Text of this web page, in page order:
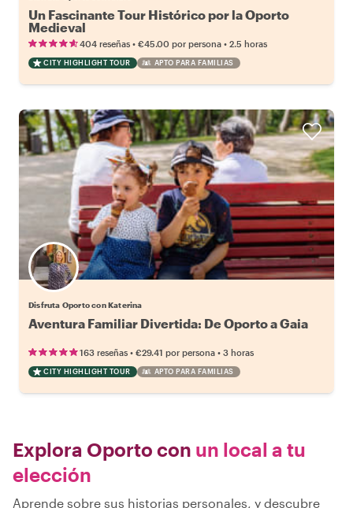
Un Fascinante Tour Histórico por la Oporto
Medieval
404 reseñas • €45.00 por persona • 2.5 horas
CITY HIGHLIGHT TOUR APTO PARA FAMILIAS
Disfruta Oporto con Katerina
Aventura Familiar Divertida: De Oporto a Gaia
163 reseñas • €29.41 por persona • 3 horas
CITY HIGHLIGHT TOUR APTO PARA FAMILIAS
Explora Oporto con un local a tu
elección
Aprende sobre sus historias personales, y descubre